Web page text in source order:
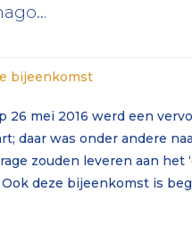
bijeenkomst
26 mei 2016 werd een
daar was onder andere
zouden leveren aan het
deze bijeenkomst is